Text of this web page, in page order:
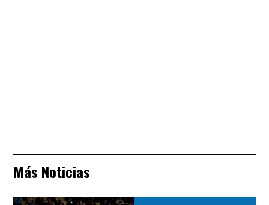
Más Noticias